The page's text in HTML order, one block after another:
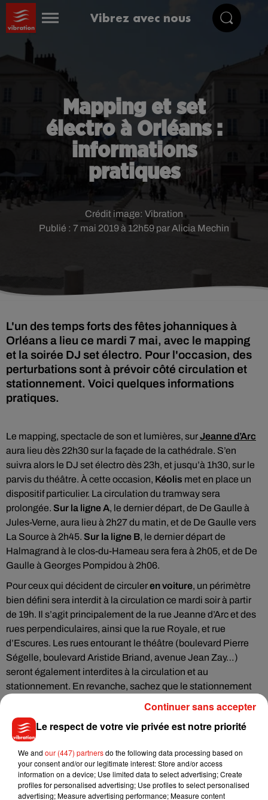
Vibrez avec nous
Mapping et set
électro à Orléans :
informations
pratiques
Publié : 7 mai 2019 à 12h59 par Alicia Mechin
Crédit image: Vibration
L'un des temps forts des fêtes johanniques à
Orléans a lieu ce mardi 7 mai, avec le mapping
et la soirée DJ set électro. Pour l'occasion, des
perturbations sont à prévoir côté circulation et
stationnement. Voici quelques informations
pratiques.
Le mapping, spectacle de son et lumières, surJeanne d’Arc
aura lieu dès 22h30 sur la façade de la cathédrale. S’en
suivra alors le DJ set électro dès 23h, et jusqu’à 1h30, sur le
parvis du théâtre. À cette occasion, Kéolis met en place un
dispositif particulier. La circulation du tramway sera
prolongée. Sur la ligne A, le dernier départ, de De Gaulle à
Jules-Verne, aura lieu à 2h27 du matin, et de De Gaulle vers
La Source à 2h45. Sur la ligne B, le dernier départ de
Halmagrand à le clos-du-Hameau sera fera à 2h05, et de De
Gaulle à Georges Pompidou à 2h06.
Pour ceux qui décident de circuleren voiture, un périmètre
bien défini sera interdit à la circulation ce mardi soir à partir
de 19h. Il s’agit principalement de la rue Jeanne d’Arc et des
rues perpendiculaires, ainsi que la rue Royale, et rue
d’Escures. Les rues entourant le théâtre (boulevard Pierre
Ségelle, boulevard Aristide Briand, avenue Jean Zay…)
seront également interdites à la circulation et au
stationnement. En revanche, sachez que le stationnement
Musique
Le respect de votre vie privée est notre priorité
We and our (447) partnersdo the following data processing based on
your consent and/or our legitimate interest: Store and/or access
information on a device; Use limited data to select advertising; Create
profiles for personalised advertising; Use profiles to select personalised
advertising; Measure advertising performance; Measure content
Continuer sans accepter